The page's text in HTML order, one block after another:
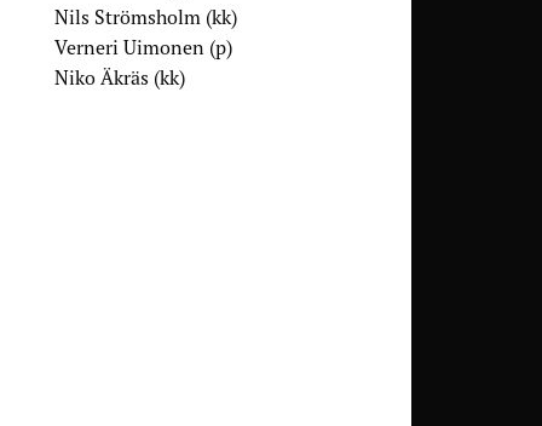
Nils Strömsholm (kk)
Verneri Uimonen (p)
Niko Äkräs (kk)